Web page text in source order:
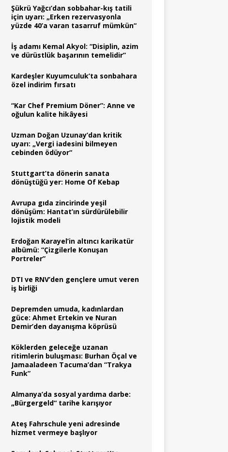
Şükrü Yağcı’dan sobbahar-kış tatili
için uyarı: „Erken rezervasyonla
yüzde 40’a varan tasarruf mümkün“
İş adamı Kemal Akyol: “Disiplin, azim
ve dürüstlük başarının temelidir”
Kardeşler Kuyumculuk’ta sonbahara
özel indirim fırsatı
“Kar Chef Premium Döner”: Anne ve
oğulun kalite hikâyesi
Uzman Doğan Uzunay’dan kritik
uyarı: „Vergi iadesini bilmeyen
cebinden ödüyor“
Stuttgart’ta dönerin sanata
dönüştüğü yer: Home Of Kebap
Avrupa gıda zincirinde yeşil
dönüşüm: Hantat’ın sürdürülebilir
lojistik modeli
Erdoğan Karayel’in altıncı karikatür
albümü: “Çizgilerle Konuşan
Portreler”
DTI ve RNV’den gençlere umut veren
iş birliği
Depremden umuda, kadınlardan
güce: Ahmet Ertekin ve Nuran
Demir’den dayanışma köprüsü
Köklerden geleceğe uzanan
ritimlerin buluşması: Burhan Öçal ve
Jamaaladeen Tacuma’dan “Trakya
Funk”
Almanya’da sosyal yardıma darbe:
„Bürgergeld“ tarihe karışıyor
Ateş Fahrschule yeni adresinde
hizmet vermeye başlıyor